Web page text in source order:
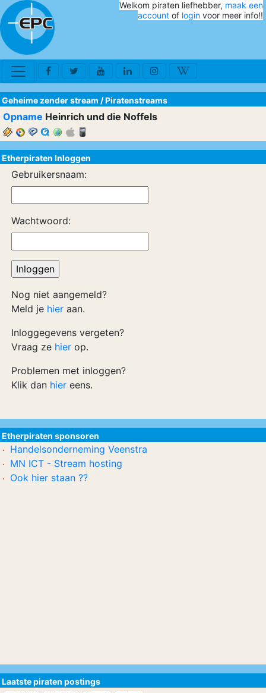
Welkom piraten liefhebber, maak een
account of login voor meer info!!
Geheime zender stream /Piratenstreams
Opname Heinrich und die Noffels
Etherpiraten Inloggen
Gebruikersnaam:
Wachtwoord:
Nog niet aangemeld?
Meld je hier aan.
Inloggegevens vergeten?
Vraag ze hier op.
Problemen met inloggen?
Klik dan hier eens.
Etherpiraten sponsoren
Handelsonderneming Veenstra
MN ICT - Stream hosting
Ook hier staan ??
Laatste piraten postings